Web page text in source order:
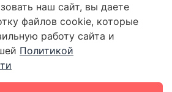
наш сайт, вы даете
файлов cookie, которые
работу сайта и
Политикой